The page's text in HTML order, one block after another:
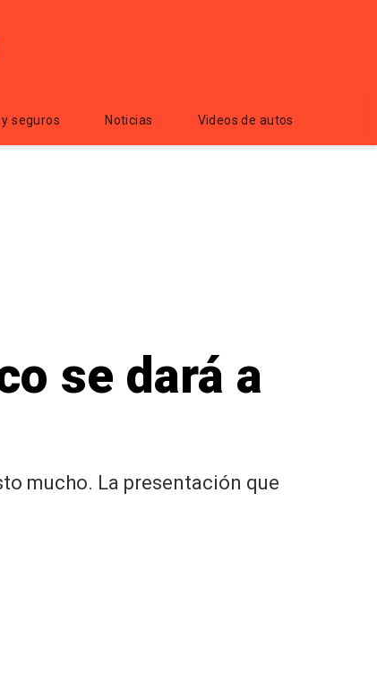
seguros Noticias Videos de autos
se dará a
mucho. La presentación que